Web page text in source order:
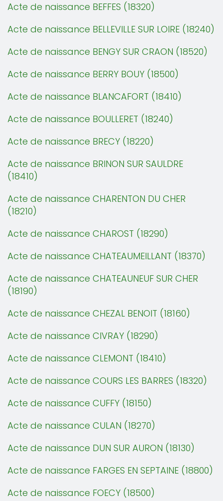
Acte de naissance BEFFES (18320)
Acte de naissance BELLEVILLE SUR LOIRE (18240)
Acte de naissance BENGY SUR CRAON (18520)
Acte de naissance BERRY BOUY (18500)
Acte de naissance BLANCAFORT (18410)
Acte de naissance BOULLERET (18240)
Acte de naissance BRECY (18220)
Acte de naissance BRINON SUR SAULDRE
(18410)
Acte de naissance CHARENTON DU CHER
(18210)
Acte de naissance CHAROST (18290)
Acte de naissance CHATEAUMEILLANT (18370)
Acte de naissance CHATEAUNEUF SUR CHER
(18190)
Acte de naissance CHEZAL BENOIT (18160)
Acte de naissance CIVRAY (18290)
Acte de naissance CLEMONT (18410)
Acte de naissance COURS LES BARRES (18320)
Acte de naissance CUFFY (18150)
Acte de naissance CULAN (18270)
Acte de naissance DUN SUR AURON (18130)
Acte de naissance FARGES EN SEPTAINE (18800)
Acte de naissance FOECY (18500)